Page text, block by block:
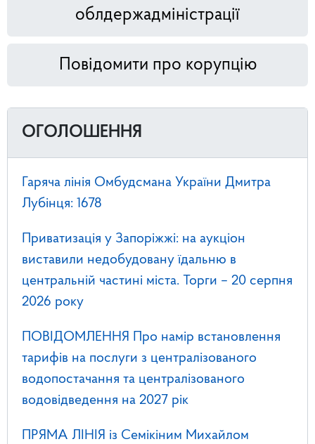
облдержадміністрації
Повідомити про корупцію
ОГОЛОШЕННЯ
Гаряча лінія Омбудсмана України Дмитра
Лубінця: 1678
Приватизація у Запоріжжі: на аукціон
виставили недобудовану їдальню в
центральній частині міста. Торги – 20 серпня
2026 року
ПОВІДОМЛЕННЯ Про намір встановлення
тарифів на послуги з централізованого
водопостачання та централізованого
водовідведення на 2027 рік
ПРЯМА ЛІНІЯ із Семікіним Михайлом